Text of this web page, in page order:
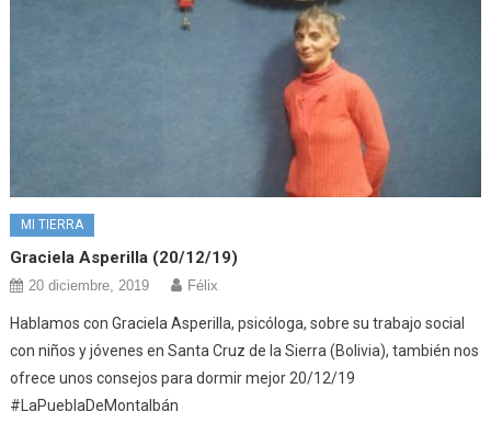
MI TIERRA
Graciela Asperilla (20/12/19)
20 diciembre, 2019 Félix
Hablamos con Graciela Asperilla, psicóloga, sobre su trabajo social
con niños y jóvenes en Santa Cruz de la Sierra (Bolivia), también nos
ofrece unos consejos para dormir mejor 20/12/19
#LaPueblaDeMontalbán